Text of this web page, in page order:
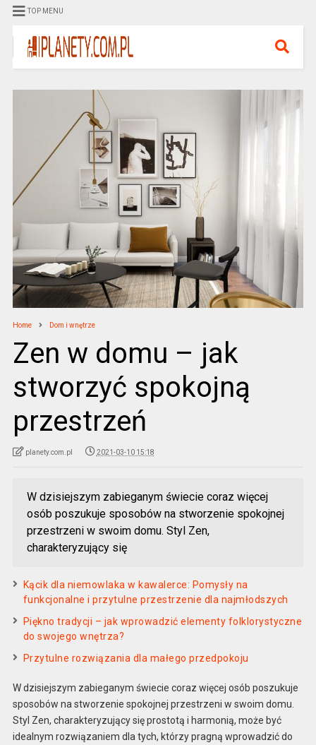
TOP MENU
Home Dom i wnętrze
Zen w domu – jak
stworzyć spokojną
przestrzeń
planety.com.pl 2021-03-10 15:18
W dzisiejszym zabieganym świecie coraz więcej
osób poszukuje sposobów na stworzenie spokojnej
przestrzeni w swoim domu. Styl Zen,
charakteryzujący się
Kącik dla niemowlaka w kawalerce: Pomysły na
funkcjonalne i przytulne przestrzenie dla najmłodszych
Piękno tradycji – jak wprowadzić elementy folklorystyczne
do swojego wnętrza?
Przytulne rozwiązania dla małego przedpokoju
W dzisiejszym zabieganym świecie coraz więcej osób poszukuje
sposobów na stworzenie spokojnej przestrzeni w swoim domu.
Styl Zen, charakteryzujący się prostotą i harmonią, może być
idealnym rozwiązaniem dla tych, którzy pragną wprowadzić do